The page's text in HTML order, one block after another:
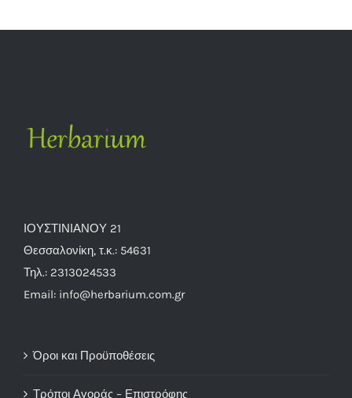
ΙΟΥΣΤΙΝΙΑΝΟΥ 21
Θεσσαλονίκη, τ.κ.: 54631
Τηλ.: 2313024533
Email: info@herbarium.com.gr
Όροι και Προϋποθέσεις
Τρόποι Αγοράς – Επιστρόφης